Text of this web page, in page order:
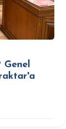
Genel